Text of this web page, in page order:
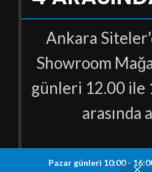
Pazar günleri 10:00 -
Ankara
Showroom
günleri 12.00 ile
arasında